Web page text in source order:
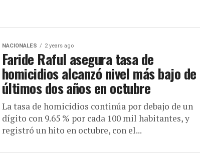
NACIONALES 2 years ago
Faride Raful asegura tasa de
homicidios alcanzó nivel más bajo de
últimos dos años en octubre
La tasa de homicidios continúa por debajo de un
dígito con 9.65 % por cada 100 mil habitantes, y
registró un hito en octubre, con el...